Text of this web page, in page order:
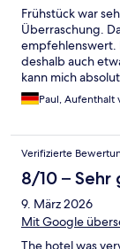
Frühstück war
Überraschung.
empfehlenswert.
deshalb auch
kann mich
Das Personal war
sehr günstig und
Worte für das
bekommt für
Wir waren
Paul, Aufenthalt
Verifizierte
8/10 – Sehr
9. März 2026
Mit Google
The hotel was